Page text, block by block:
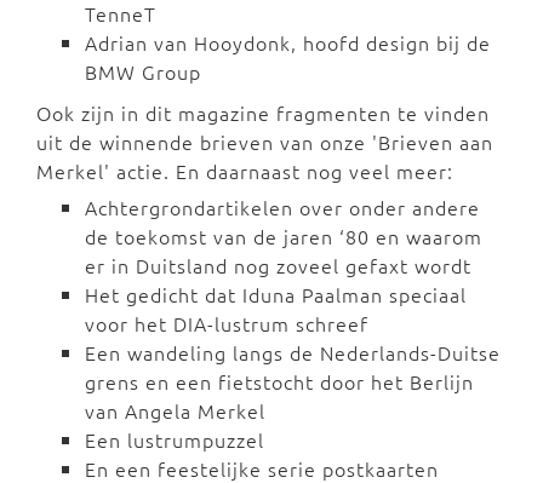
TenneT
Adrian van Hooydonk, hoofd design bij de
BMW Group
Ook zijn in dit magazine fragmenten te vinden
uit de winnende brieven van onze 'Brieven aan
Merkel' actie. En daarnaast nog veel meer:
Achtergrondartikelen over onder andere
de toekomst van de jaren ‘80 en waarom
er in Duitsland nog zoveel gefaxt wordt
Het gedicht dat Iduna Paalman speciaal
voor het DIA-lustrum schreef
Een wandeling langs de Nederlands-Duitse
grens en een fietstocht door het Berlijn
van Angela Merkel
Een lustrumpuzzel
En een feestelijke serie postkaarten